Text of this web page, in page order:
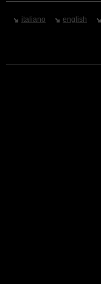
italiano english